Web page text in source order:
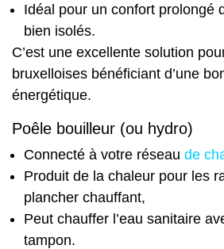
Idéal pour un confort prolongé
bien isolés.
C’est une excellente solution
bruxelloises bénéficiant d’une
énergétique.
Poêle bouilleur (ou hydro)
Connecté à votre réseau de
Produit de la chaleur pour les
plancher chauffant,
Peut chauffer l’eau sanitaire
tampon.